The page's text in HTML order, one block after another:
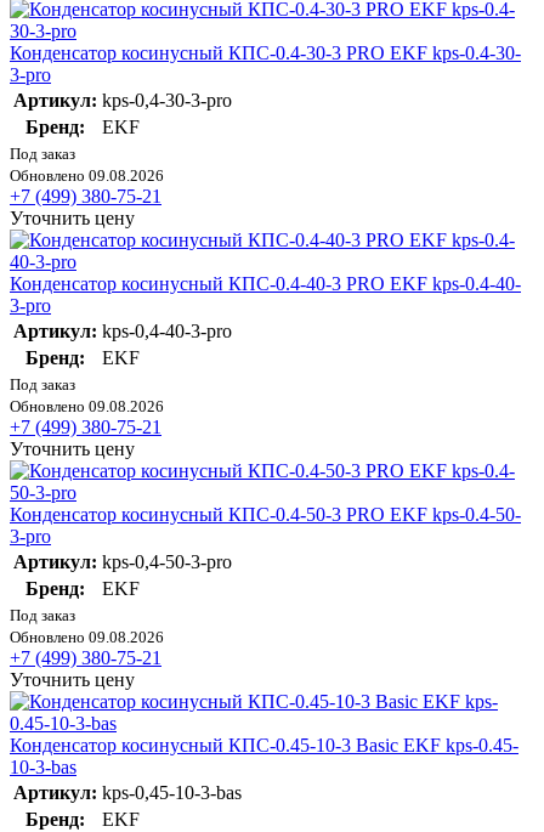
Конденсатор косинусный КПС-0.4-30-3 PRO EKF kps-0.4-30-
3-pro
Артикул: kps-0,4-30-3-pro
Бренд:
EKF
Под заказ
Обновлено 09.08.2026
+7 (499) 380-75-21
Уточнить цену
Конденсатор косинусный КПС-0.4-40-3 PRO EKF kps-0.4-40-
3-pro
Артикул: kps-0,4-40-3-pro
Бренд:
EKF
Под заказ
Обновлено 09.08.2026
+7 (499) 380-75-21
Уточнить цену
Конденсатор косинусный КПС-0.4-50-3 PRO EKF kps-0.4-50-
3-pro
Артикул: kps-0,4-50-3-pro
Бренд:
EKF
Под заказ
Обновлено 09.08.2026
+7 (499) 380-75-21
Уточнить цену
Конденсатор косинусный КПС-0.45-10-3 Basic EKF kps-0.45-
10-3-bas
Артикул: kps-0,45-10-3-bas
Бренд:
EKF